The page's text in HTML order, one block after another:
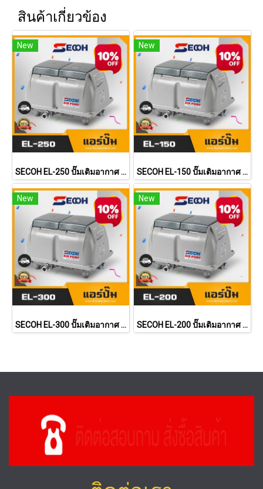
สินค้าเกี่ยวข้อง
New
SECOH EL-250 ปั๊มเติมอากาศ ปั้มลม แอร์ปั้ม Air Pump เครื่องเติมอากาศสำหรับระบบบำบัดน้ำเสีย
New
SECOH EL-150 ปั๊มเติมอากาศ ปั้มลม แอร์ปั้ม Air Pump เครื่องเติมอากาศสำหรับระบบบำบัดน้ำเสีย
New
SECOH EL-300 ปั๊มเติมอากาศ ปั้มลม แอร์ปั้ม Air Pump เครื่องเติมอากาศสำหรับระบบบำบัดน้ำเสีย
New
SECOH EL-200 ปั๊มเติมอากาศ ปั้มลม แอร์ปั้ม Air Pump เครื่องเติมอากาศสำหรับระบบบำบัดน้ำเสีย